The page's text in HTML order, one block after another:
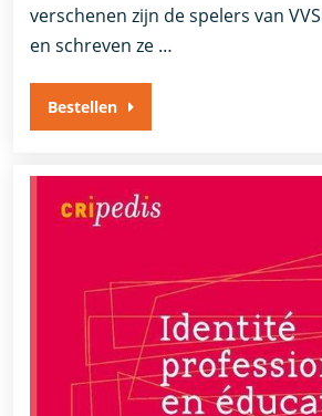
verschenen zijn de spelers van
en schreven ze …
Bestellen